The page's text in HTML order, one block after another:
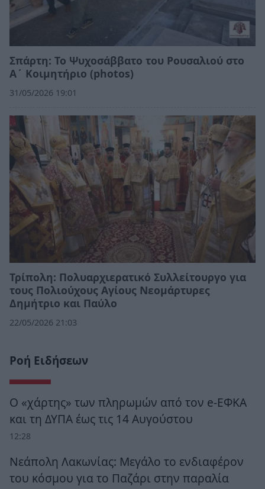
Σπάρτη: Το Ψυχοσάββατο του Ρουσαλιού στο
Α΄ Κοιμητήριο (photos)
31/05/2026 19:01
Τρίπολη: Πολυαρχιερατικό Συλλείτουργο για
τους Πολιούχους Αγίους Νεομάρτυρες
Δημήτριο και Παύλο
22/05/2026 21:03
Ροή Ειδήσεων
Ο «χάρτης» των πληρωμών από τον e-ΕΦΚΑ
και τη ΔΥΠΑ έως τις 14 Αυγούστου
12:28
Νεάπολη Λακωνίας: Μεγάλο το ενδιαφέρον
του κόσμου για το Παζάρι στην παραλία